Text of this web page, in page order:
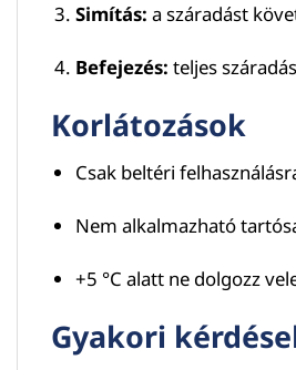
Simítás: a száradást
Befejezés: teljes
Korlátozások
Csak beltéri
Nem alkalmazható
+5 °C alatt ne dolgozz
Gyakori